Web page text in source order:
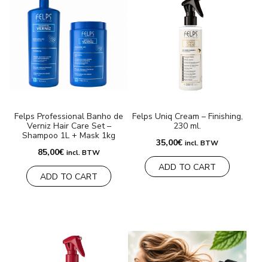
NANO GOLD
ACCESSOIRES
MERKEN
Veelgestelde vragen
Beoordelingen
Felps Professional Banho de
Verniz Hair Care Set –
Shampoo 1L + Mask 1kg
85,00€ incl. BTW
ADD TO CART
Felps Uniq Cream – Finishing,
230 ml.
35,00€ incl. BTW
ADD TO CART